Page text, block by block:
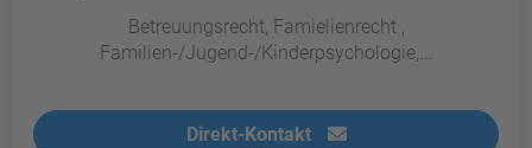
Betreuungsrecht, Famielienrecht ,
Familien-/Jugend-/Kinderpsychologie,...
Direkt-Kontakt